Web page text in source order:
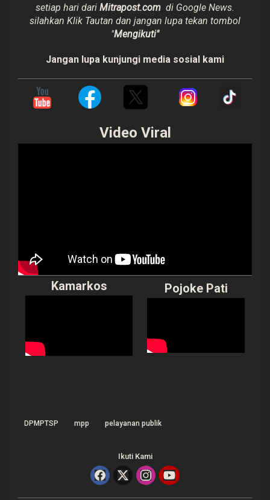
setiap hari dari Mitrapost.com di Google News.
silahkan Klik Tautan dan jangan lupa tekan tombol
"Mengikuti"
Jangan lupa kunjungi media sosial kami
Video Viral
Kamarkos Pojoke Pati
DPMPTSP mpp pelayanan publik
Ikuti Kami